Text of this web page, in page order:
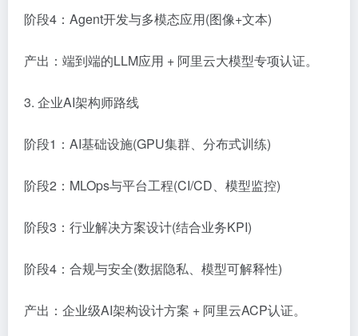
阶段4：Agent开发与多模态应用(图像+文本)
产出：端到端的LLM应用 + 阿里云大模型专项认证。
3. 企业AI架构师路线
阶段1：AI基础设施(GPU集群、分布式训练)
阶段2：MLOps与平台工程(CI/CD、模型监控)
阶段3：行业解决方案设计(结合业务KPI)
阶段4：合规与安全(数据隐私、模型可解释性)
产出：企业级AI架构设计方案 + 阿里云ACP认证。